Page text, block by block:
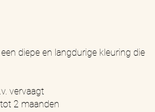
diepe en langdurige kleuring die
vervaagt
2 maanden